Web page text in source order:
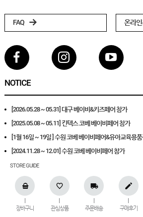
FAQ 온라인
NOTICE
[2026.05.28 ~ 05.31] 대구 베이비&키즈페어 참가
[2025.05.08 ~ 05.11] 킨텍스 코베 베이비페어 참가
[1월 16일 ~ 19일 ] 수원 코베 베이비페어&유아교육용
[2024.11.28 ~ 12.01] 수원 코베 베이비페어 참가
STORE GUIDE
장바구니 관심상품 주문배송 구매후기